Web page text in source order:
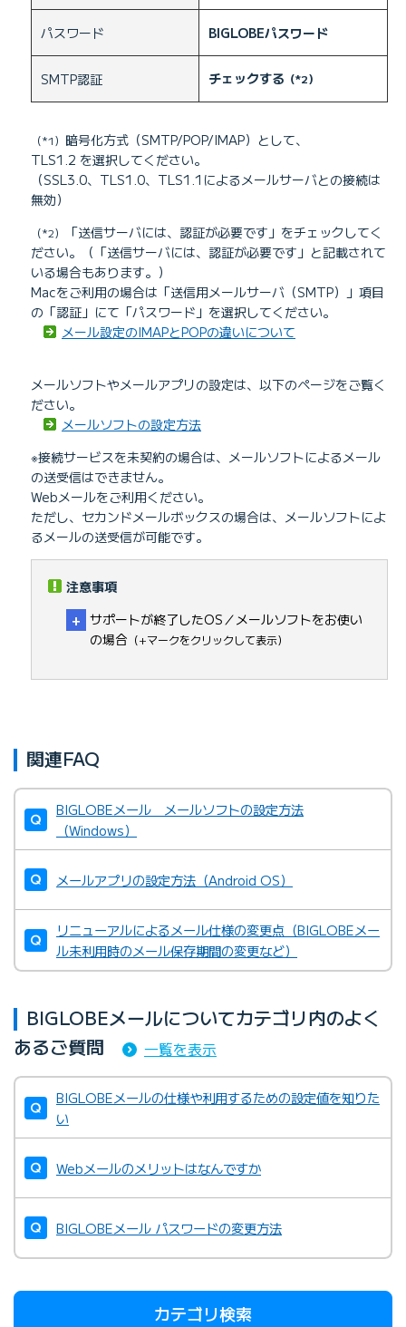
パスワード BIGLOBEパスワード
SMTP認証 チェックする （*2）
（*1） 暗号化方式（SMTP/POP/IMAP）として、
TLS1.2 を選択してください。
（SSL3.0、TLS1.0、TLS1.1によるメールサーバとの接続は
無効）
（*2）
「送信サーバには、認証が必要です」をチェックしてく
ださい。（「送信サーバには、認証が必要です」と記載されて
いる場合もあります。）
Macをご利用の場合は「送信用メールサーバ（SMTP）」項目
の「認証」にて「パスワード」を選択してください。
メール設定のIMAPとPOPの違いについて
メールソフトやメールアプリの設定は、以下のページをご覧く
ださい。
メールソフトの設定方法
※接続サービスを未契約の場合は、メールソフトによるメール
の送受信はできません。
Webメールをご利用ください。
ただし、セカンドメールボックスの場合は、メールソフトによ
るメールの送受信が可能です。
注意事項
サポートが終了したOS／メールソフトをお使い
の場合 （+マークをクリックして表示）
・
・
・
・
・
BIGLOBEメール 会員サポートのページに掲
関連FAQ
BIGLOBEメール メールソフトの設定方法
（Windows）
メールアプリの設定方法（Android OS）
リニューアルによるメール仕様の変更点（BIGLOBEメー
ル未利用時のメール保存期間の変更など）
BIGLOBEメールについてカテゴリ内のよく
あるご質問
一覧を表示
BIGLOBEメールの仕様や利用するための設定値を知りた
い
Webメールのメリットはなんですか
BIGLOBEメール パスワードの変更方法
カテゴリ検索